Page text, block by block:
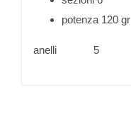
potenza 120 gr
anelli 5